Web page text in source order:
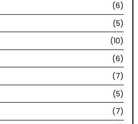
(6)
(5)
(10)
(6)
(7)
(5)
(7)